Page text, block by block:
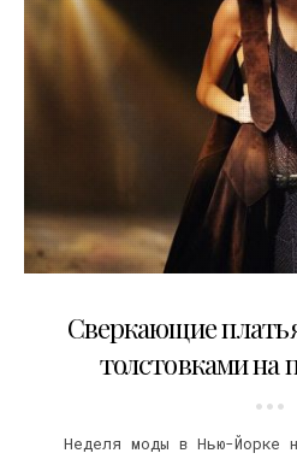
Сверкающие
толстовками на
Неделя моды в Нью-Йорке